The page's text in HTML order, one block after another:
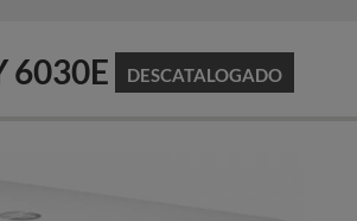
6030E DESCATALOGADO